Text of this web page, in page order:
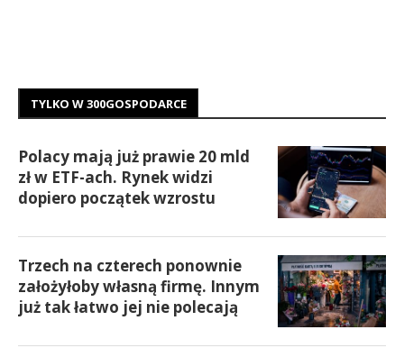
TYLKO W 300GOSPODARCE
Polacy mają już prawie 20 mld
zł w ETF-ach. Rynek widzi
dopiero początek wzrostu
Trzech na czterech ponownie
założyłoby własną firmę. Innym
już tak łatwo jej nie polecają